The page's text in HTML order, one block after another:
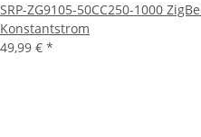
SRP-ZG9105-50CC250-1000
Konstantstrom
49,99 € *